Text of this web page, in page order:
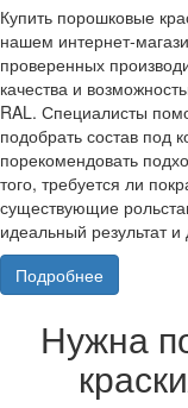
Купить порошковые
нашем интернет-
проверенных
качества и
RAL. Специалисты
подобрать состав под
порекомендовать
того, требуется ли
существующие
идеальный результат и
Подробнее
Нужна